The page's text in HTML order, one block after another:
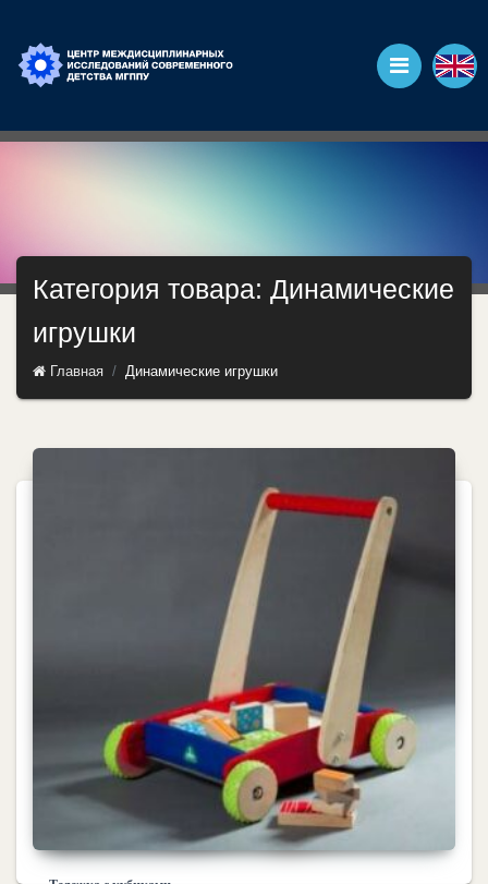
Категория товара: Динамические
игрушки
Главная Динамические игрушки